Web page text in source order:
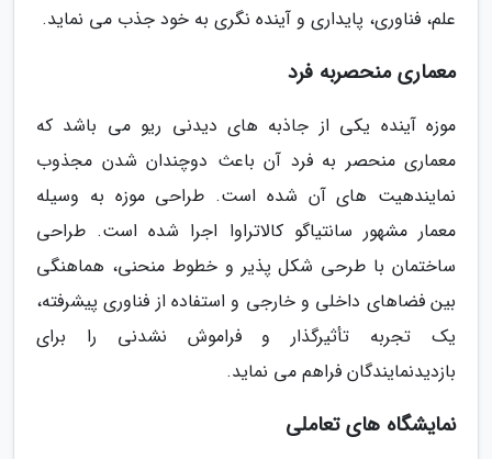
علم، فناوری، پایداری و آینده نگری به خود جذب می نماید.
معماری منحصربه فرد
موزه آینده یکی از جاذبه های دیدنی ریو می باشد که
معماری منحصر به فرد آن باعث دوچندان شدن مجذوب
نمایندهیت های آن شده است. طراحی موزه به وسیله
معمار مشهور سانتیاگو کالاتراوا اجرا شده است. طراحی
ساختمان با طرحی شکل پذیر و خطوط منحنی، هماهنگی
بین فضاهای داخلی و خارجی و استفاده از فناوری پیشرفته،
یک تجربه تأثیرگذار و فراموش نشدنی را برای
بازدیدنمایندگان فراهم می نماید.
نمایشگاه های تعاملی